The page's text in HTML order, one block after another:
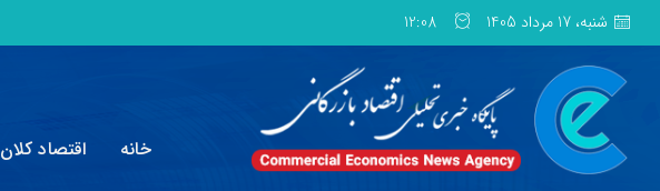
شنبه، 17 مرداد 1405 12:08
خانه اقتصاد کلان